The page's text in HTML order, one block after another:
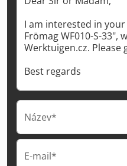
Název*
E-mail*